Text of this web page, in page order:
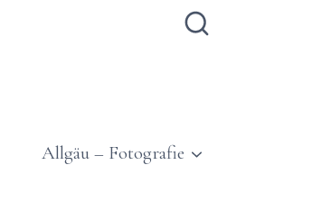
Allgäu – Fotografie